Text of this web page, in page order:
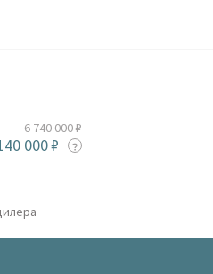
6 740 000 ₽
000 ₽